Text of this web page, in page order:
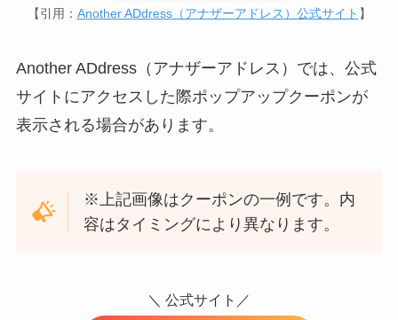
【引用： Another ADdress（アナザーアドレス）公式サイト 】
Another ADdress（アナザーアドレス）では、公式
サイトにアクセスした際ポップアップクーポンが
表示される場合があります。
※上記画像はクーポンの一例です。内
容はタイミングにより異なります。
＼ 公式サイト／